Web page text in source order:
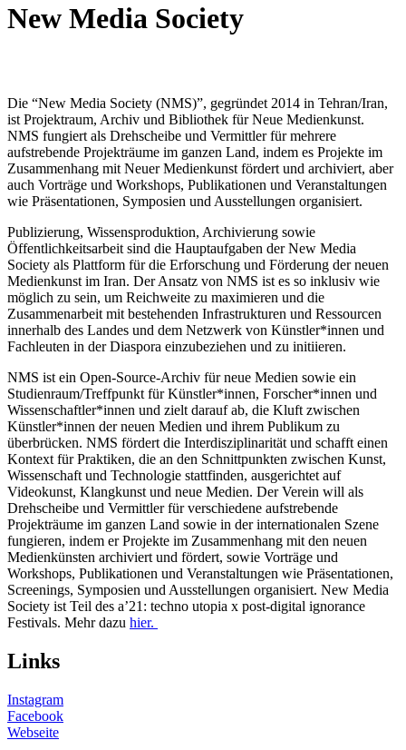
New Media Society
Die “New Media Society (NMS)”, gegründet 2014 in Tehran/Iran,
ist Projektraum, Archiv und Bibliothek für Neue Medienkunst.
NMS fungiert als Drehscheibe und Vermittler für mehrere
aufstrebende Projekträume im ganzen Land, indem es Projekte im
Zusammenhang mit Neuer Medienkunst fördert und archiviert, aber
auch Vorträge und Workshops, Publikationen und Veranstaltungen
wie Präsentationen, Symposien und Ausstellungen organisiert.
Publizierung, Wissensproduktion, Archivierung sowie
Öffentlichkeitsarbeit sind die Hauptaufgaben der New Media
Society als Plattform für die Erforschung und Förderung der neuen
Medienkunst im Iran. Der Ansatz von NMS ist es so inklusiv wie
möglich zu sein, um Reichweite zu maximieren und die
Zusammenarbeit mit bestehenden Infrastrukturen und Ressourcen
innerhalb des Landes und dem Netzwerk von Künstler*innen und
Fachleuten in der Diaspora einzubeziehen und zu initiieren.
NMS ist ein Open-Source-Archiv für neue Medien sowie ein
Studienraum/Treffpunkt für Künstler*innen, Forscher*innen und
Wissenschaftler*innen und zielt darauf ab, die Kluft zwischen
Künstler*innen der neuen Medien und ihrem Publikum zu
überbrücken. NMS fördert die Interdisziplinarität und schafft einen
Kontext für Praktiken, die an den Schnittpunkten zwischen Kunst,
Wissenschaft und Technologie stattfinden, ausgerichtet auf
Videokunst, Klangkunst und neue Medien. Der Verein will als
Drehscheibe und Vermittler für verschiedene aufstrebende
Projekträume im ganzen Land sowie in der internationalen Szene
fungieren, indem er Projekte im Zusammenhang mit den neuen
Medienkünsten archiviert und fördert, sowie Vorträge und
Workshops, Publikationen und Veranstaltungen wie Präsentationen,
Screenings, Symposien und Ausstellungen organisiert. New Media
Society ist Teil des a’21: techno utopia x post-digital ignorance
Festivals. Mehr dazu hier.
Links
Instagram
Facebook
Webseite